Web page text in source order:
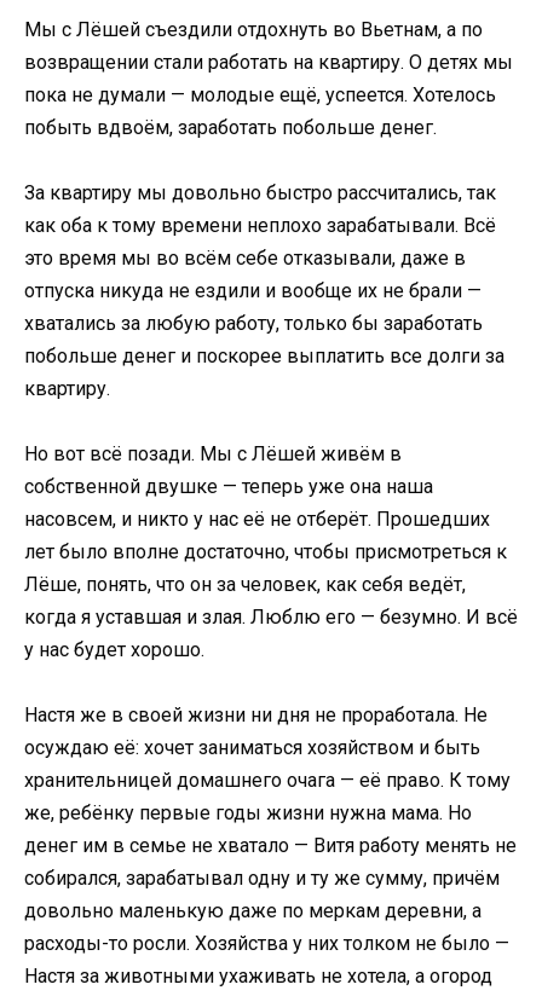
Мы с Лёшей съездили отдохнуть во Вьетнам, а по
возвращении стали работать на квартиру. О детях мы
пока не думали — молодые ещё, успеется. Хотелось
побыть вдвоём, заработать побольше денег.
За квартиру мы довольно быстро рассчитались, так
как оба к тому времени неплохо зарабатывали. Всё
это время мы во всём себе отказывали, даже в
отпуска никуда не ездили и вообще их не брали —
хватались за любую работу, только бы заработать
побольше денег и поскорее выплатить все долги за
квартиру.
Но вот всё позади. Мы с Лёшей живём в
собственной двушке — теперь уже она наша
насовсем, и никто у нас её не отберёт. Прошедших
лет было вполне достаточно, чтобы присмотреться к
Лёше, понять, что он за человек, как себя ведёт,
когда я уставшая и злая. Люблю его — безумно. И всё
у нас будет хорошо.
Настя же в своей жизни ни дня не проработала. Не
осуждаю её: хочет заниматься хозяйством и быть
хранительницей домашнего очага — её право. К тому
же, ребёнку первые годы жизни нужна мама. Но
денег им в семье не хватало — Витя работу менять не
собирался, зарабатывал одну и ту же сумму, причём
довольно маленькую даже по меркам деревни, а
расходы-то росли. Хозяйства у них толком не было —
Настя за животными ухаживать не хотела, а огород